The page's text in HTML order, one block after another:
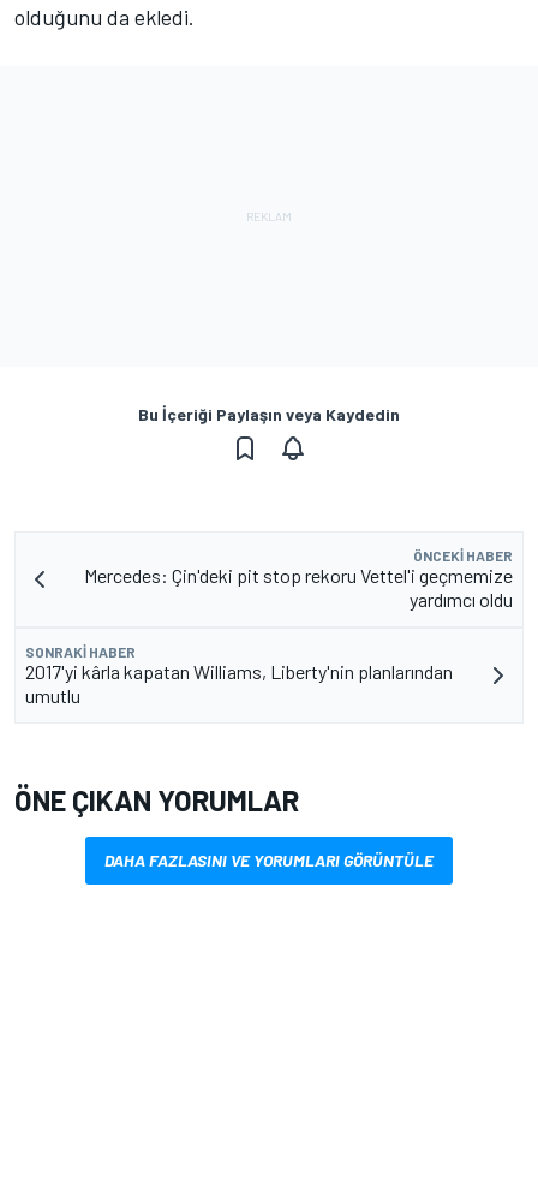
olduğunu da ekledi.
Bu İçeriği Paylaşın veya Kaydedin
ÖNCEKI HABER
Mercedes: Çin'deki pit stop rekoru Vettel'i geçmemize
yardımcı oldu
SONRAKI HABER
2017'yi kârla kapatan Williams, Liberty'nin planlarından
umutlu
ÖNE ÇIKAN YORUMLAR
DAHA FAZLASINI VE YORUMLARI GÖRÜNTÜLE